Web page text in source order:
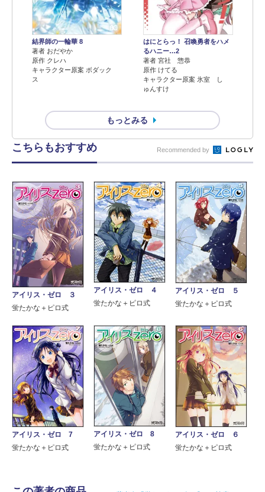
結界師の一輪華 8
著者 おだやか
原作 クレハ
キャラクター原案 ボダック
ス
はにとらっ！ 召喚勇者をハメ
るハニー…2
著者 宮社 惣恭
原作 けてる
キャラクター原案 氷室 し
ゅんすけ
もっとみる
こちらもおすすめ Recommended by
アイリス・ゼロ ３
蛍たかな＋ピロ式
アイリス・ゼロ ４
蛍たかな＋ピロ式
アイリス・ゼロ ５
蛍たかな＋ピロ式
アイリス・ゼロ 7
蛍たかな＋ピロ式
アイリス・ゼロ 8
蛍たかな＋ピロ式
アイリス・ゼロ ６
蛍たかな＋ピロ式